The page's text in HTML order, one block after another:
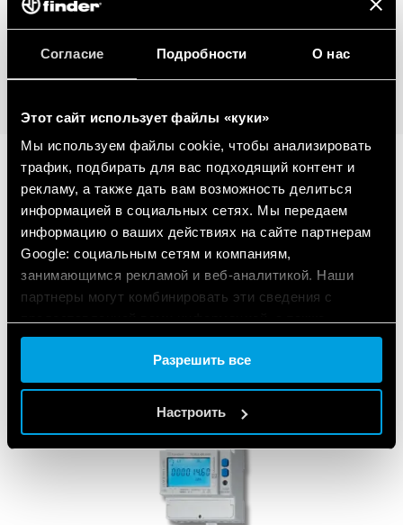
Согласие Подробности О нас
Этот сайт использует файлы «куки»
Мы используем файлы cookie, чтобы анализировать
трафик, подбирать для вас подходящий контент и
рекламу, а также дать вам возможность делиться
информацией в социальных сетях. Мы передаем
информацию о ваших действиях на сайте партнерам
Google: социальным сетям и компаниям,
занимающимся рекламой и веб-аналитикой. Наши
партнеры могут комбинировать эти сведения с
данными, которые они получили при использовании
Разрешить все
Настроить
Отображение общего и частичного
(сбрасываемого) потребления: кВтч, кВАх, кварх
СВЯЗАННАЯ СЕРИЯ
ПРОДУКЦИЯ